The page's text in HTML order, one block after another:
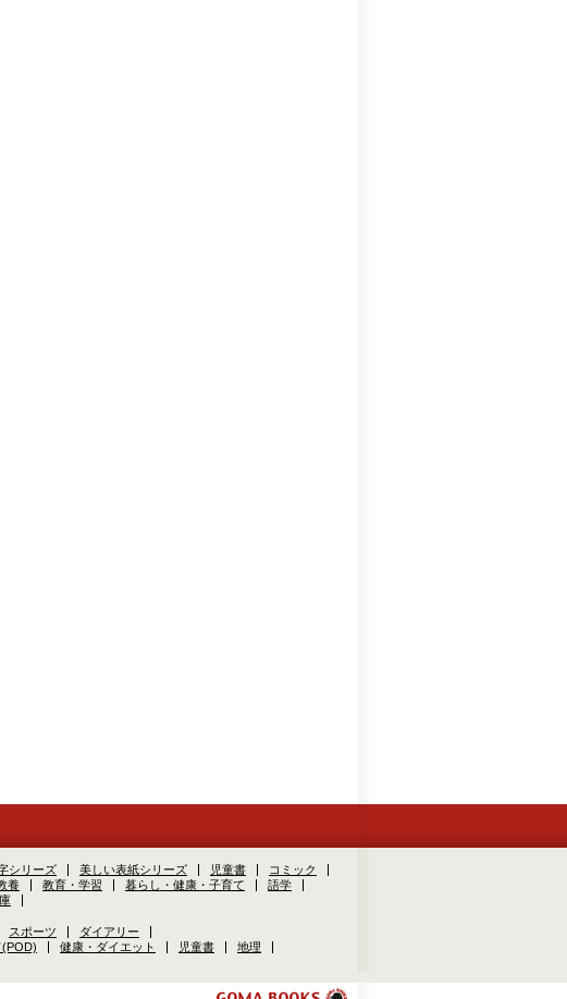
シリーズ 美しい表紙シリーズ 児童書
コミック
養 教育・学習 暮らし・健康・子育て
語学
スポーツ
ダイアリー
健康・ダイエット 児童書
地理